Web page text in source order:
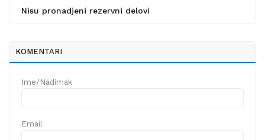
Nisu pronadjeni rezervni delovi
KOMENTARI
Ime/Nadimak
Email